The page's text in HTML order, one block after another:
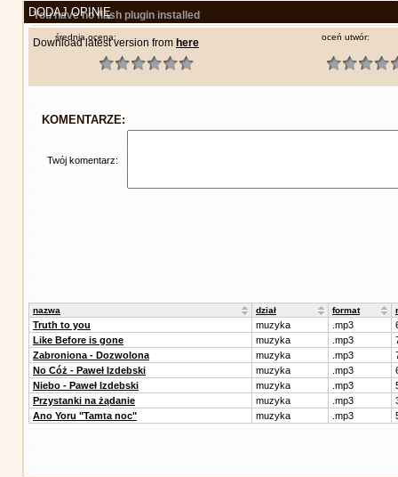
You have no flash plugin installed
Download latest version from here
DODAJ OPINIĘ
średnia ocena: oceń utwór:
KOMENTARZE:
Twój komentarz:
nazwa dział format
Truth to you muzyka .mp3
Like Before is gone
muzyka .mp3
Zabroniona - Dozwolona
muzyka .mp3
No Cóż - Paweł Izdebski
muzyka .mp3
Niebo - Paweł Izdebski
muzyka .mp3
Przystanki na żądanie
muzyka .mp3
Ano Yoru "Tamta noc"
muzyka .mp3